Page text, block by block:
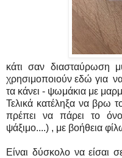
κάτι σαν διασταύρωση
χρησιμοποιούν εδώ για
τα κάνει - ψωμάκια με
Τελικά κατέληξα να βρω
πρέπει να πάρει το
ψάξιμο....) , με βοήθεια
Είναι δύσκολο να είσαι